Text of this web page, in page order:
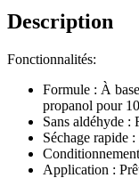
Description
Fonctionnalités:
Formule : À
propanol pour
Sans aldéhyde :
Séchage rapide
Application :